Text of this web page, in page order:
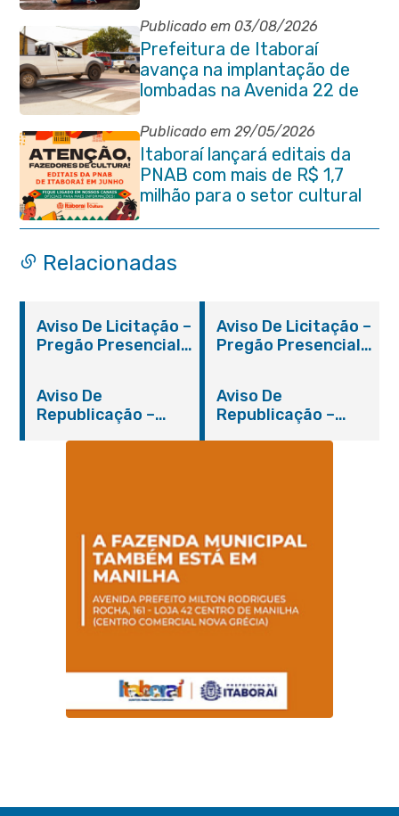
socorros em Itaboraí
Publicado em 03/08/2026
Prefeitura de Itaboraí
avança na implantação de
lombadas na Avenida 22 de
Maio para reforçar a
segurança no trânsito
Publicado em 29/05/2026
Itaboraí lançará editais da
PNAB com mais de R$ 1,7
milhão para o setor cultural
Relacionadas
Aviso De Licitação –
Pregão Presencial
Aviso De Licitação –
Pregão Presencial
Aviso De
Republicação –
Aviso De
Republicação –